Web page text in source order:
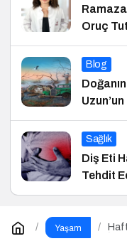
Oruç
Blog
Sağlık
Diş Eti
Tehdit
Yaşam